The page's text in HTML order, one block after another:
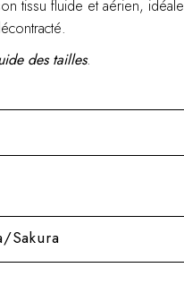
tissu fluide et aérien, idéale
des tailles.
Sakura